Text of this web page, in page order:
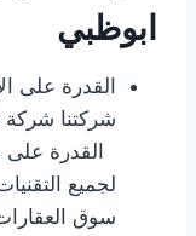
ابوظبي
القدرة على
شركتنا
القدرة على
لجميع
سوق